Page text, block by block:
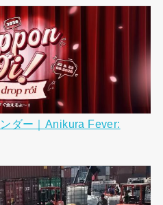
ダー｜Anikura Fever: